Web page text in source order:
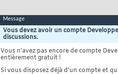
Message
Vous devez avoir un compte
discussions.
Vous n'avez pas encore de compte
entièrement gratuit !
Si vous disposez déjà d'un compte et